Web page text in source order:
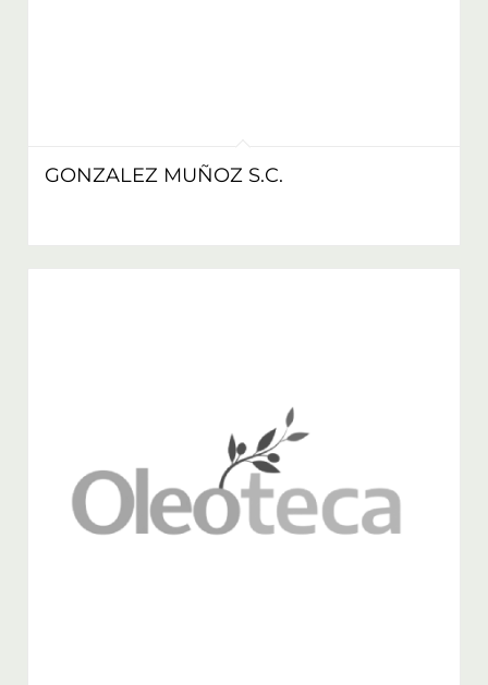
GONZALEZ MUÑOZ S.C.